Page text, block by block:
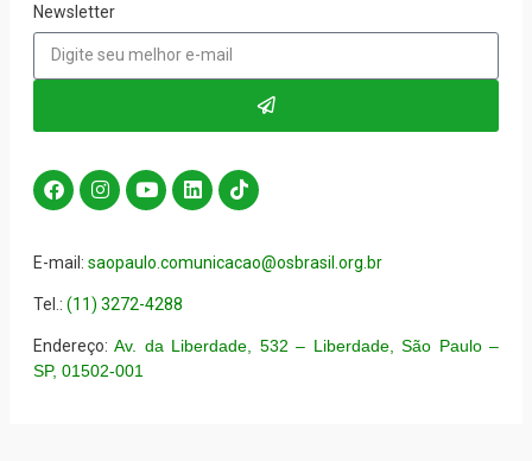
Newsletter
E-mail: saopaulo.comunicacao@osbrasil.org.br
Tel.: (11) 3272-4288
Endereço:Av. da Liberdade, 532 – Liberdade, São Paulo –
SP, 01502-001